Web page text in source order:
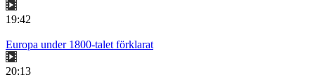
19:42
Europa under 1800-talet förklarat
20:13